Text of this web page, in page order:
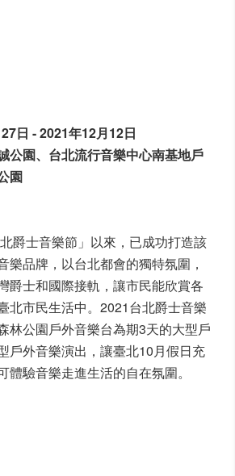
日 - 2021年12月12日
公園、台北流行音樂中心南基地戶
園
爵士音樂節」以來，已成功打造該
樂品牌，以台北都會的獨特氛圍，
爵士和國際接軌，讓市民能欣賞各
北市民生活中。2021台北爵士音樂
林公園戶外音樂台為期3天的大型戶
戶外音樂演出，讓臺北10月假日充
體驗音樂走進生活的自在氛圍。